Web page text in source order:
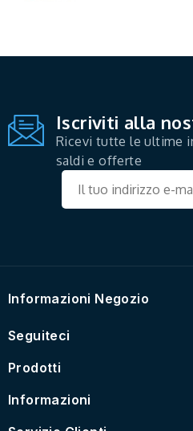
Iscriviti alla
Ricevi tutte le ultime
saldi e offerte
Informazioni Negozio
Seguiteci
Prodotti
Informazioni